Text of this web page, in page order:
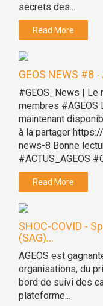
secrets des...
Read More
GEOS NEWS #8
#GEOS_News | Le
membres
maintenant
à la partager
news-8 Bonne
#ACTUS_AGEOS
Read More
SHOC-COVID -
(SAG)...
AGEOS est
organisations, du
bord de suivi des
plateforme...